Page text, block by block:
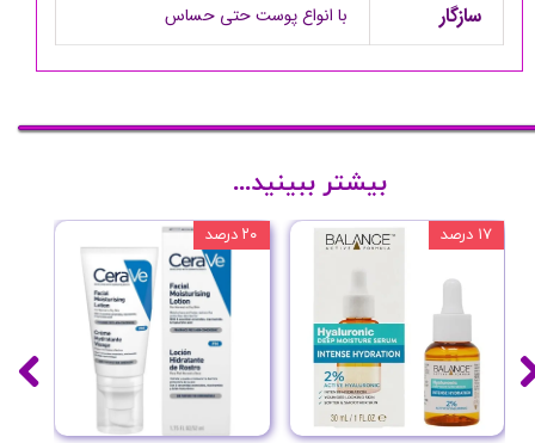
سازگار با انواع پوست حتی حساس
۲۰ درصد ۱۷ درصد
بیشتر ببینید...